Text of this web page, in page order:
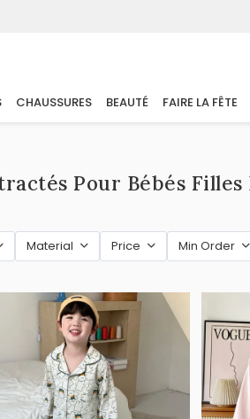
CHAUSSURES BEAUTÉ FAIRE LA FÊTE
Pour Bébés Filles
Material Price Min Order